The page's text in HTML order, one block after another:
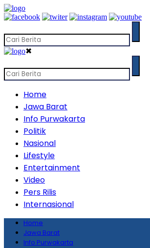
✖
Home
Jawa Barat
Info Purwakarta
Politik
Nasional
Lifestyle
Entertainment
Video
Pers Rilis
Internasional
Home
Jawa Barat
Info Purwakarta